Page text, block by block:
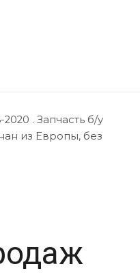
. Запчасть б/у
из Европы, без